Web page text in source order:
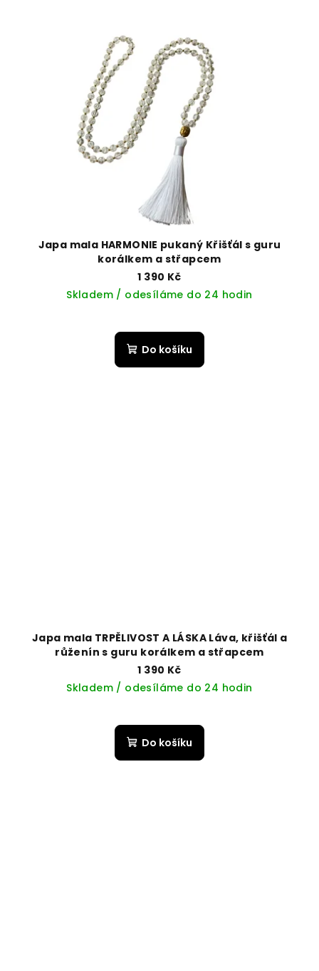
Japa mala HARMONIE pukaný Křišťál s guru
korálkem a střapcem
1 390 Kč
Skladem / odesíláme do 24 hodin
Do košíku
Japa mala TRPĚLIVOST A LÁSKA Láva, křišťál a
růženín s guru korálkem a střapcem
1 390 Kč
Skladem / odesíláme do 24 hodin
Do košíku